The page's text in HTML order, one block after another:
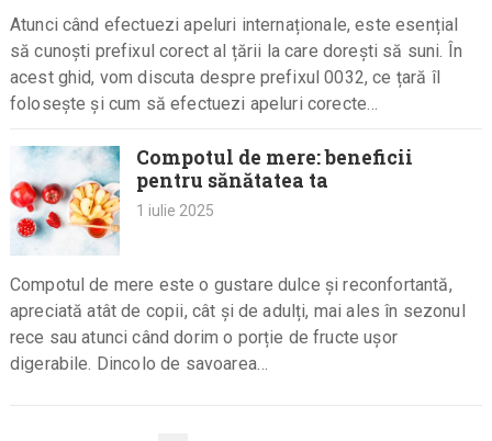
Atunci când efectuezi apeluri internaționale, este esențial
să cunoști prefixul corect al țării la care dorești să suni. În
acest ghid, vom discuta despre prefixul 0032, ce țară îl
folosește și cum să efectuezi apeluri corecte…
Compotul de mere: beneficii
pentru sănătatea ta
1 iulie 2025
Compotul de mere este o gustare dulce și reconfortantă,
apreciată atât de copii, cât și de adulți, mai ales în sezonul
rece sau atunci când dorim o porție de fructe ușor
digerabile. Dincolo de savoarea…